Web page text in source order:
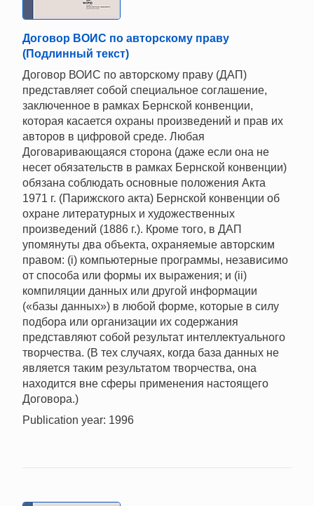
Договор ВОИС по авторскому праву
(Подлинный текст)
Договор ВОИС по авторскому праву (ДАП)
представляет собой специальное соглашение,
заключенное в рамках Бернской конвенции,
которая касается охраны произведений и прав их
авторов в цифровой среде. Любая
Договаривающаяся сторона (даже если она не
несет обязательств в рамках Бернской конвенции)
обязана соблюдать основные положения Акта
1971 г. (Парижского акта) Бернской конвенции об
охране литературных и художественных
произведений (1886 г.). Кроме того, в ДАП
упомянуты два объекта, охраняемые авторским
правом: (i) компьютерные программы, независимо
от способа или формы их выражения; и (ii)
компиляции данных или другой информации
(«базы данных») в любой форме, которые в силу
подбора или организации их содержания
представляют собой результат интеллектуального
творчества. (В тех случаях, когда база данных не
является таким результатом творчества, она
находится вне сферы применения настоящего
Договора.)
Publication year: 1996